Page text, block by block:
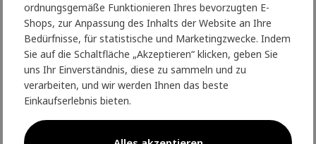
Parameter
100% Polyester
Gewicht: 70g
Parametry
ordnungsgemäße Funktionieren Ihres bevorzugten E-
Shops, zur Anpassung des Inhalts der Website an Ihre
Bedürfnisse, für statistische und Marketingzwecke. Indem
Sie auf die Schaltfläche „Akzeptieren“ klicken, geben Sie
uns Ihr Einverständnis, diese zu sammeln und zu
verarbeiten, und wir werden Ihnen das beste
Einkaufserlebnis bieten.